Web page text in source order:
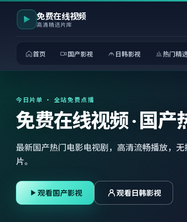
免费在线视频
高清精选片库
首页 国产影视 日韩影视 热门精
今日片单 · 全站免费点播
免费在线视频 · 国产
最新国产热门电影电视剧，高清流畅播放，
片。
观看国产影视 观看日韩影视